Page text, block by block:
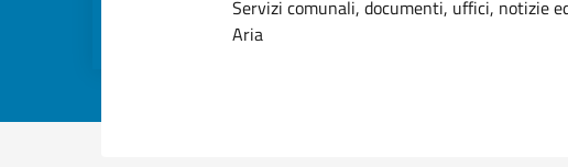
Dettagli
Servizi comunali, documenti, uffici, notizie
Aria